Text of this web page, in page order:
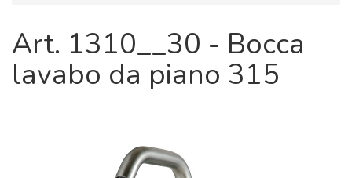
Art. 1310__30 - Bocca
lavabo da piano 315